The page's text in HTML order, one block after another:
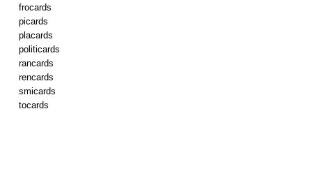
frocards
picards
placards
politicards
rancards
rencards
smicards
tocards